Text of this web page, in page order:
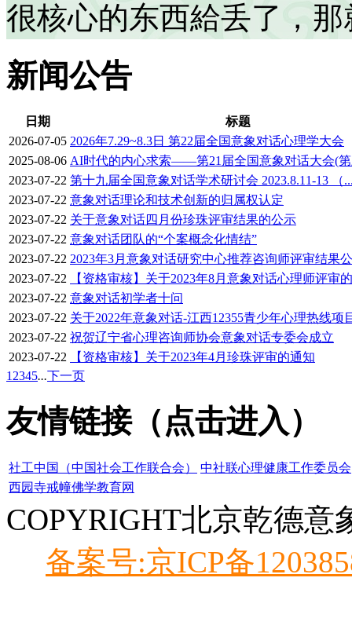
很核心的东西給丢了，
新闻公告
日期
标题
2026-07-05 2026年7.29~8.3日 第22届全国意象对话心理学大会
2025-08-06 AI时代的内心求索——第21届全国意象对话大会(
2023-07-22 第十九届全国意象对话学术研讨会 2023.8.11-13 （
2023-07-22 意象对话理论和技术创新的归属权认定
2023-07-22 关于意象对话四月份珍珠评审结果的公示
2023-07-22 意象对话团队的“个案概念化情结”
2023-07-22 2023年3月意象对话研究中心推荐咨询师评审结果
2023-07-22
【资格审核】关于2023年8月意象对话心理师评审
2023-07-22 意象对话初学者十问
2023-07-22 关于2022年意象对话-江西12355青少年心理热线项
2023-07-22 祝贺辽宁省心理咨询师协会意象对话专委会成立
2023-07-22
【资格审核】关于2023年4月珍珠评审的通知
12345...下一页
友情链接（点击进入）
社工中国（中国社会工作联合会）
中社联心理健康工作委员会
西园寺戒幢佛学教育网
COPYRIGHT北京乾德
备案号:京ICP备